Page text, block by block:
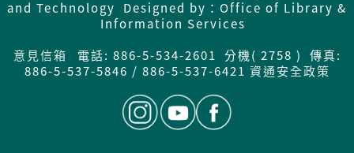
and Technology Designed by：Office of Library &
Information Services
意見信箱
電話: 886-5-534-2601 分機( 2758 ) 傳真:
886-5-537-5846 / 886-5-537-6421 資通安全政策